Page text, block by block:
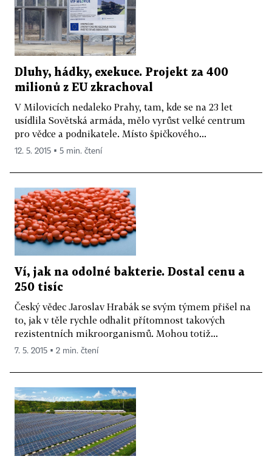
Dluhy, hádky, exekuce. Projekt za 400
milionů z EU zkrachoval
V Milovicích nedaleko Prahy, tam, kde se na 23 let
usídlila Sovětská armáda, mělo vyrůst velké centrum
pro vědce a podnikatele. Místo špičkového...
12. 5. 2015 ▪ 5 min. čtení
Ví, jak na odolné bakterie. Dostal cenu a
250 tisíc
Český vědec Jaroslav Hrabák se svým týmem přišel na
to, jak v těle rychle odhalit přítomnost takových
rezistentních mikroorganismů. Mohou totiž...
7. 5. 2015 ▪ 2 min. čtení